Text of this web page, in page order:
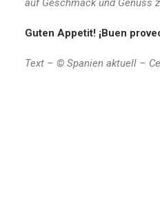
auf Geschmack und Genuss
Guten Appetit! ¡Buen
Text – © Spanien aktuell –